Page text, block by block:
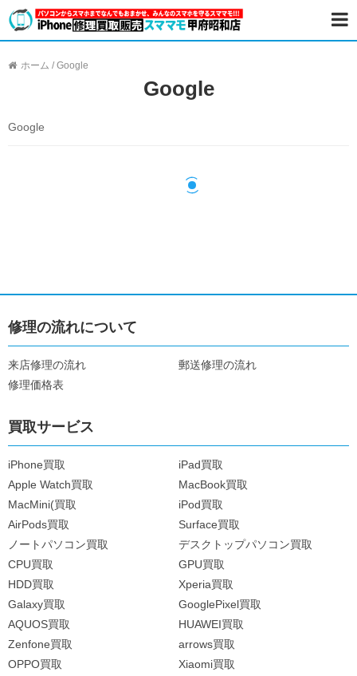
ホーム / Google
Google
Google
修理の流れについて
来店修理の流れ
郵送修理の流れ
修理価格表
買取サービス
iPhone買取
iPad買取
Apple Watch買取
MacBook買取
MacMini(買取
iPod買取
AirPods買取
Surface買取
ノートパソコン買取
デスクトップパソコン買取
CPU買取
GPU買取
HDD買取
Xperia買取
Galaxy買取
GooglePixel買取
AQUOS買取
HUAWEI買取
Zenfone買取
arrows買取
OPPO買取
Xiaomi買取